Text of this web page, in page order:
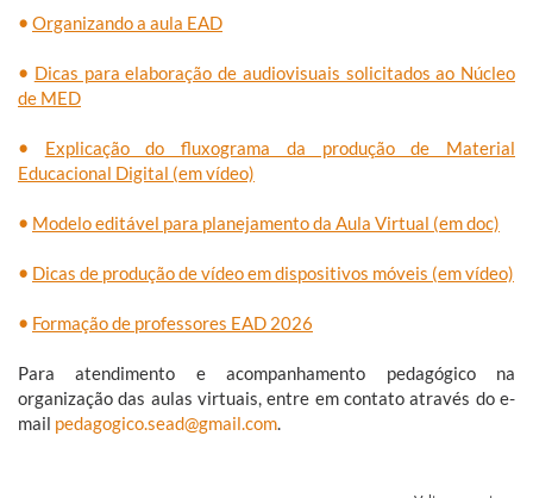
• Organizando a aula EAD
• Dicas para elaboração de audiovisuais solicitados ao Núcleo
de MED
• Explicação do fluxograma da produção de Material
Educacional Digital (em vídeo)
• Modelo editável para planejamento da Aula Virtual (em doc)
• Dicas de produção de vídeo em dispositivos móveis (em vídeo)
• Formação de professores EAD 2026
Para atendimento e acompanhamento pedagógico na
organização das aulas virtuais, entre em contato através do e-
mail pedagogico.sead@gmail.com.